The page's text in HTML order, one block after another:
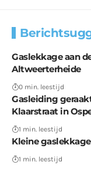
Gaslekkage aan
Altweerterheide
0 min. leestijd
Gasleiding
Klaarstraat in
1 min. leestijd
Kleine
1 min. leestijd